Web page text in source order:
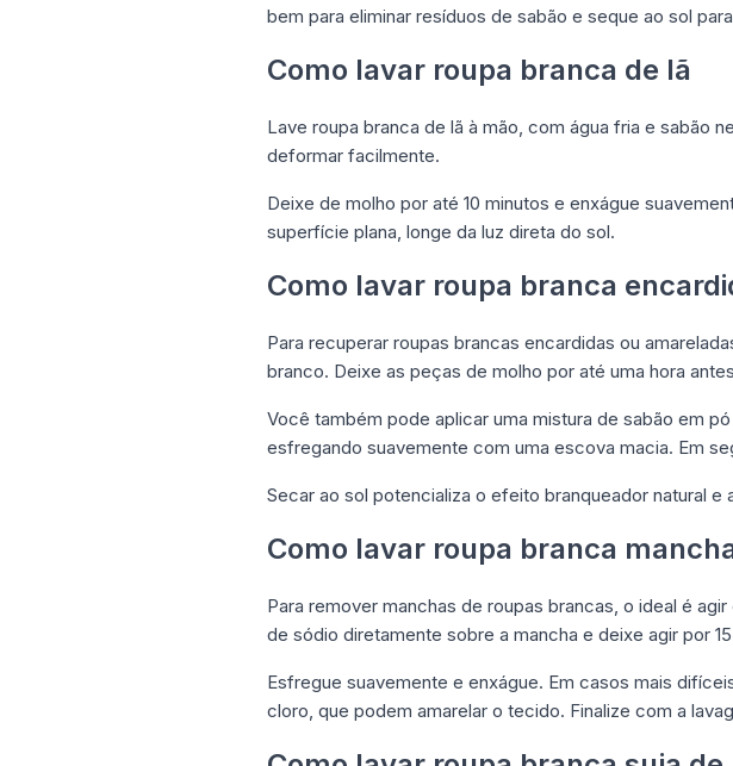
bem para eliminar resíduos de sabão e seque ao sol
Como lavar roupa branca de lã
Lave roupa branca de lã à mão, com água fria e sabão
deformar facilmente.
Deixe de molho por até 10 minutos e enxágue
superfície plana, longe da luz direta do sol.
Como lavar roupa branca
Para recuperar roupas brancas encardidas ou
branco. Deixe as peças de molho por até uma hora
Você também pode aplicar uma mistura de sabão em
esfregando suavemente com uma escova macia. Em
Secar ao sol potencializa o efeito branqueador natural
Como lavar roupa branca
Para remover manchas de roupas brancas, o ideal é
de sódio diretamente sobre a mancha e deixe agir por
Esfregue suavemente e enxágue. Em casos mais
cloro, que podem amarelar o tecido. Finalize com a